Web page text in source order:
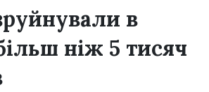
в
ніж 5 тисяч